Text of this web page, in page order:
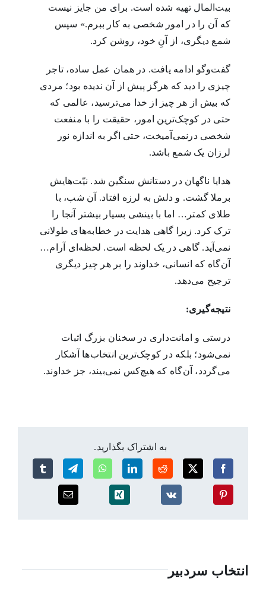
بیت‌المال تهیه شده است. برای من جایز نیست
که آن را در امور شخصی به کار ببرم.» سپس
شمع دیگری، از آنِ خود، روشن کرد.
گفت‌وگو ادامه یافت. در همان عمل ساده، تاجر
چیزی را دید که هرگز پیش از آن ندیده بود؛ مردی
که بیش از هر چیز از خدا می‌ترسید، عالمی که
حتی در کوچک‌ترین امور، حقیقت را با منفعت
شخصی درنمی‌آمیخت، حتی اگر به اندازه نور
لرزان یک شمع باشد.
هدایا ناگهان در دستانش سنگین شد. نیّت‌هایش
برملا گشت. و دلش به لرزه افتاد. آن شب، با
طلای کمتر… اما با بینشی بسیار بیشتر آنجا را
ترک کرد. زیرا گاهی هدایت در خطابه‌های طولانی
نمی‌آید. گاهی در یک لحظه است. لحظه‌ای آرام…
آن‌گاه که انسانی، خداوند را بر هر چیز دیگری
ترجیح می‌دهد.
نتیجه‌گیری:
درستی و امانت‌داری در سخنان بزرگ اثبات
نمی‌شود؛ بلکه در کوچک‌ترین انتخاب‌ها آشکار
می‌گردد، آن‌گاه که هیچ‌کس نمی‌بیند، جز خداوند.
به اشتراک بگذارید.
انتخاب سردبیر